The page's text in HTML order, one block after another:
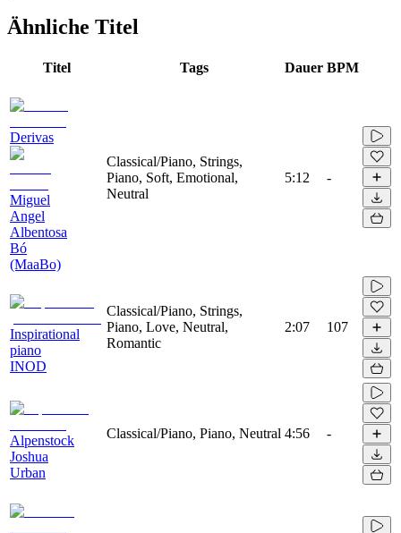
Ähnliche Titel
Titel Tags Dauer BPM
Derivas
Miguel
Angel
Albentosa
Bó
(MaaBo)
Classical/Piano, Strings,
Piano, Soft, Emotional,
Neutral
5:12 -
Inspirational
piano
INOD
Classical/Piano, Strings,
Piano, Love, Neutral,
Romantic
2:07 107
Alpenstock
Joshua
Urban
Classical/Piano, Piano, Neutral 4:56 -